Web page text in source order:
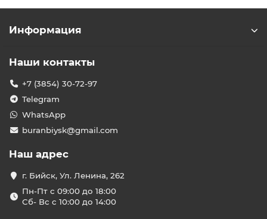
Информация
Наши контакты
+7 (3854) 30-72-97
Telegram
WhatsApp
buranbiysk@gmail.com
Наш адрес
г. Бийск, Ул. Ленина, 262
Пн-Пт с 09:00 до 18:00
Сб- Вс с 10:00 до 14:00